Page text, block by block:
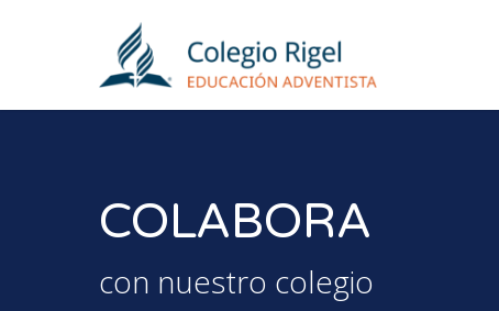
COLABORA
con nuestro colegio